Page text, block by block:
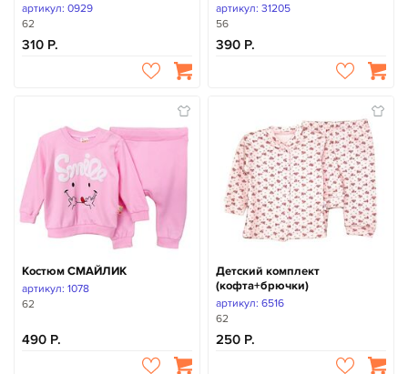
артикул: 0929
62
310
артикул: 31205
56
390
Костюм СМАЙЛИК
артикул: 1078
62
490
Детский комплект
(кофта+брючки)
артикул: 6516
62
250